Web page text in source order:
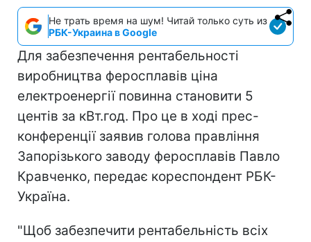
Не трать время на шум! Читай только суть из
РБК-Украина в Google
Для забезпечення рентабельності
виробництва феросплавів ціна
електроенергії повинна становити 5
центів за кВт.год. Про це в ході прес-
конференції заявив голова правління
Запорізького заводу феросплавів Павло
Кравченко, передає кореспондент РБК-
Україна.
"Щоб забезпечити рентабельність всіх